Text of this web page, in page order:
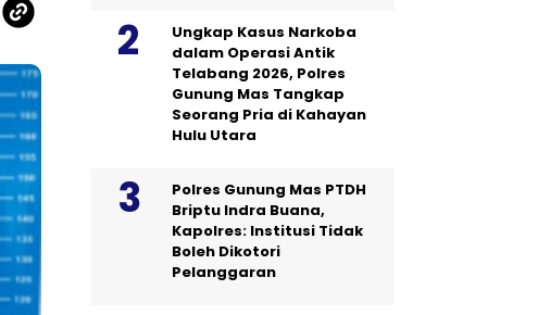
Ungkap Kasus Narkoba
dalam Operasi Antik
Telabang 2026, Polres
Gunung Mas Tangkap
Seorang Pria di Kahayan
Hulu Utara
Polres Gunung Mas PTDH
Briptu Indra Buana,
Kapolres: Institusi Tidak
Boleh Dikotori
Pelanggaran